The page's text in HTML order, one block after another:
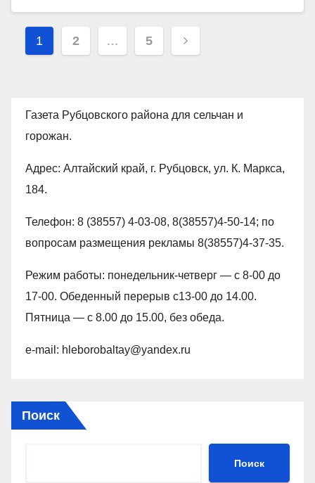
Пагинация
1 2 … 5
Газета Рубцовского района для сельчан и
горожан.
Адрес: Алтайский край, г. Рубцовск, ул. К. Маркса,
184.
Телефон: 8 (38557) 4-03-08, 8(38557)4-50-14; по
вопросам размещения рекламы 8(38557)4-37-35.
Режим работы: понедельник-четверг — с 8-00 до
17-00. Обеденный перерыв с13-00 до 14.00.
Пятница — с 8.00 до 15.00, без обеда.
e-mail: hleborobaltay@yandex.ru
Поиск
Поиск